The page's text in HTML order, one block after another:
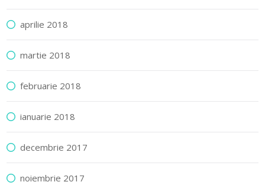
aprilie 2018
martie 2018
februarie 2018
ianuarie 2018
decembrie 2017
noiembrie 2017